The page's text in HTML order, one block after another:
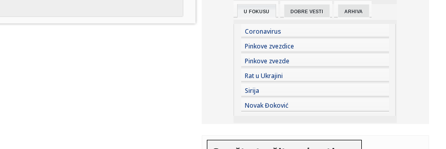
17:05: 70 miliona dinara za program „Domaći kvalitet“
17:04:Gase se prvi tim i omladinci Dinama Jug
17:04:Zlostavljanje i silovanje regrutkinja u britanskoj vojnoj
školi:...
17:02:Šta ćemo voziti za deset godina: Dizelaši će nestati iz
ponud...
U FOKUSU DOBRE VESTI ARHIVA
Coronavirus
Pinkove zvezdice
Pinkove zvezde
Rat u Ukrajini
Sirija
Novak Đoković